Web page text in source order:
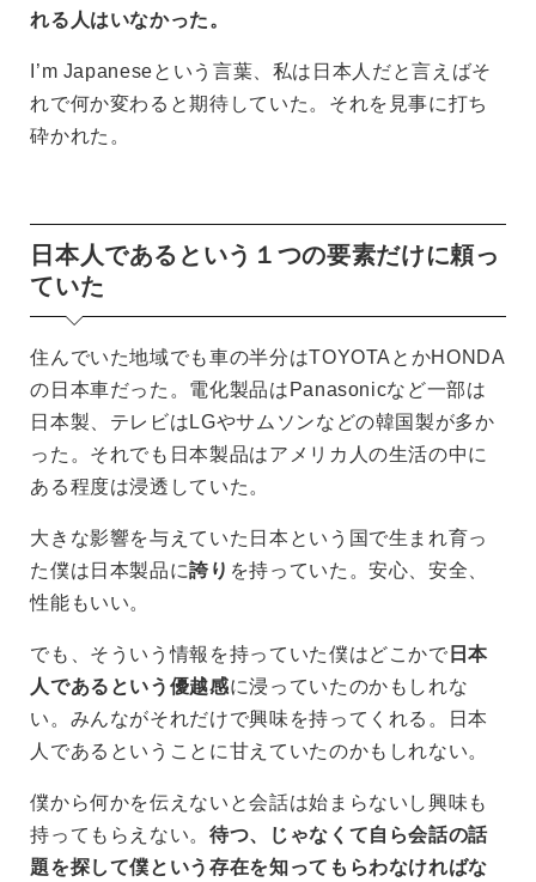
れる人はいなかった。
I’m Japaneseという言葉、私は日本人だと言えばそ
れで何か変わると期待していた。それを見事に打ち
砕かれた。
日本人であるという１つの要素だけに頼っ
ていた
住んでいた地域でも車の半分はTOYOTAとかHONDA
の日本車だった。電化製品はPanasonicなど一部は
日本製、テレビはLGやサムソンなどの韓国製が多か
った。それでも日本製品はアメリカ人の生活の中に
ある程度は浸透していた。
大きな影響を与えていた日本という国で生まれ育っ
た僕は日本製品に誇り を持っていた。安心、安全、
性能もいい。
でも、そういう情報を持っていた僕はどこかで 日本
人であるという優越感に浸っていたのかもしれな
い。みんながそれだけで興味を持ってくれる。日本
人であるということに甘えていたのかもしれない。
僕から何かを伝えないと会話は始まらないし興味も
持ってもらえない。待つ、じゃなくて自ら会話の話
題を探して僕という存在を知ってもらわなければな